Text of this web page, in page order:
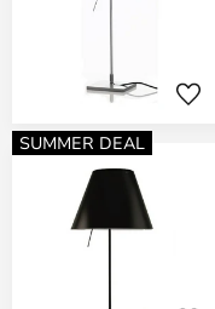
SUMMER DEAL